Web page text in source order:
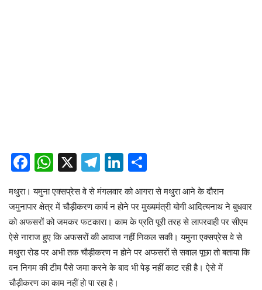
Facebook
WhatsApp
X Telegram
LinkedIn
मथुरा। यमुना एक्सप्रेस वे से मंगलवार को आगरा से मथुरा आने के दौरान
जमुनापार क्षेत्र में चौड़ीकरण कार्य न होने पर मुख्यमंत्री योगी आदित्यनाथ ने बुधवार
को अफसरों को जमकर फटकारा। काम के प्रति पूरी तरह से लापरवाही पर सीएम
ऐसे नाराज हुए कि अफसरों की आवाज नहीं निकल सकी। यमुना एक्सप्रेस वे से
मथुरा रोड पर अभी तक चौड़ीकरण न होने पर अफसरों से सवाल पूछा तो बताया कि
वन निगम की टीम पैसे जमा करने के बाद भी पेड़ नहीं काट रही है। ऐसे में
चौड़ीकरण का काम नहीं हो पा रहा है।